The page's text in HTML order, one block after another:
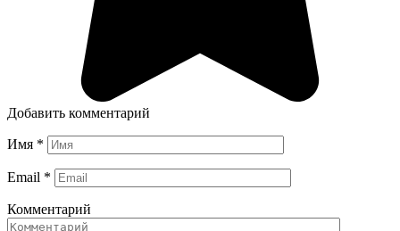
Добавить комментарий
Имя *
Email *
Комментарий